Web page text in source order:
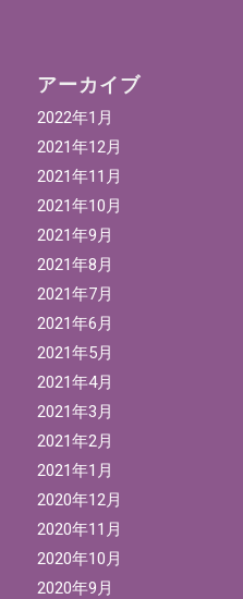
アーカイブ
2022年1月
2021年12月
2021年11月
2021年10月
2021年9月
2021年8月
2021年7月
2021年6月
2021年5月
2021年4月
2021年3月
2021年2月
2021年1月
2020年12月
2020年11月
2020年10月
2020年9月